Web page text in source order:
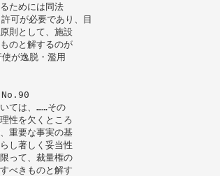
ためには同法
が必要であり、目
則として、施設
のと解するのが
が逸脱・濫用
ては、……その
性を欠くところ
重要な事実の基
し著しく妥当性
って、裁量権の
べきものと解す